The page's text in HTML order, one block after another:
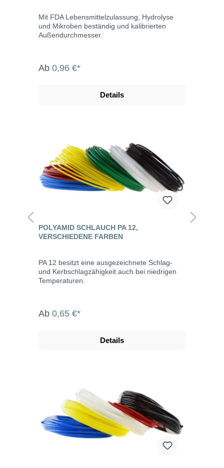
Mit FDA Lebensmittelzulassung, Hydrolyse
und Mikroben beständig und kalibrierten
Außendurchmesser.
Ab 0,96 €*
Details
POLYAMID SCHLAUCH PA 12,
VERSCHIEDENE FARBEN
PA 12 besitzt eine ausgezeichnete Schlag-
und Kerbschlagzähigkeit auch bei niedrigen
Temperaturen.
Ab 0,65 €*
Details